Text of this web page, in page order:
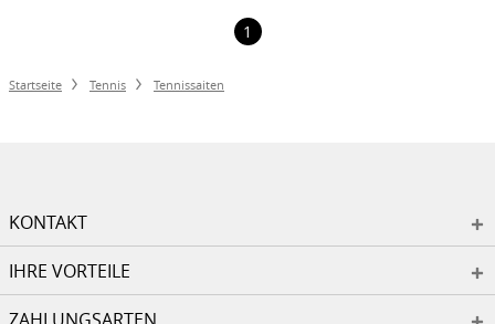
1
Startseite Tennis Tennissaiten
KONTAKT
IHRE VORTEILE